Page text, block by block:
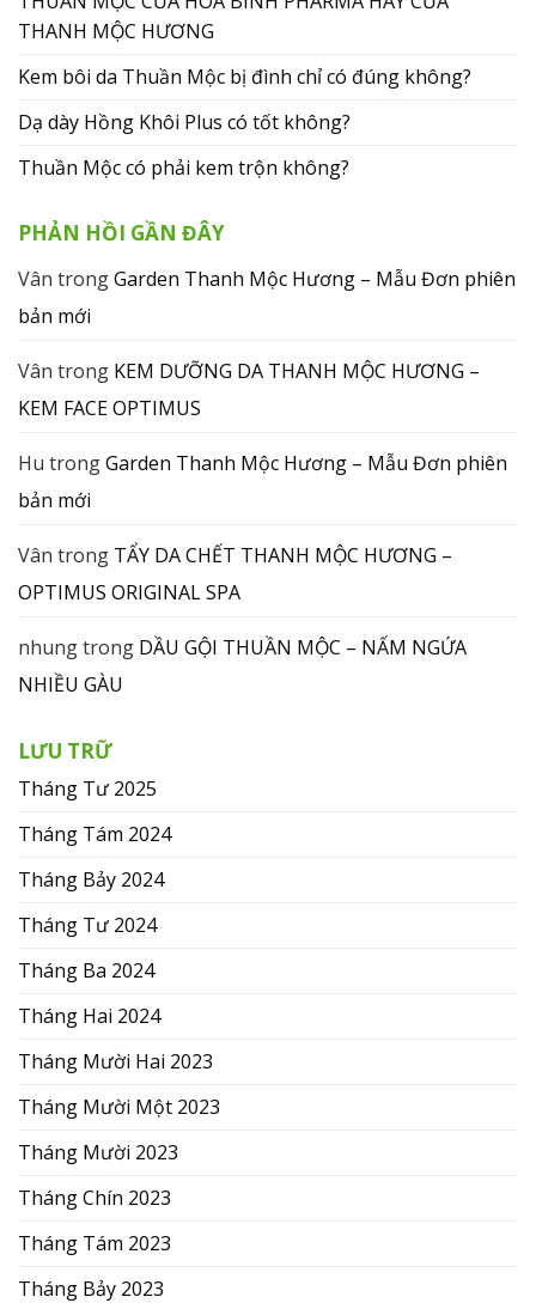
THANH MỘC HƯƠNG
Kem bôi da Thuần Mộc bị đình chỉ có đúng không?
Dạ dày Hồng Khôi Plus có tốt không?
Thuần Mộc có phải kem trộn không?
PHẢN HỒI GẦN ĐÂY
Vân trongGarden Thanh Mộc Hương – Mẫu Đơn phiên
bản mới
Vân trong KEM DƯỠNG DA THANH MỘC HƯƠNG –
KEM FACE OPTIMUS
Hu trongGarden Thanh Mộc Hương – Mẫu Đơn phiên
bản mới
Vân trong TẨY DA CHẾT THANH MỘC HƯƠNG –
OPTIMUS ORIGINAL SPA
nhungtrong DẦU GỘI THUẦN MỘC – NẤM NGỨA
NHIỀU GÀU
LƯU TRỮ
Tháng Tư 2025
Tháng Tám 2024
Tháng Bảy 2024
Tháng Tư 2024
Tháng Ba 2024
Tháng Hai 2024
Tháng Mười Hai 2023
Tháng Mười Một 2023
Tháng Mười 2023
Tháng Chín 2023
Tháng Tám 2023
Tháng Bảy 2023